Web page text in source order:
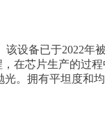
设备已于2022年
在芯片生产的过
。拥有平坦度和